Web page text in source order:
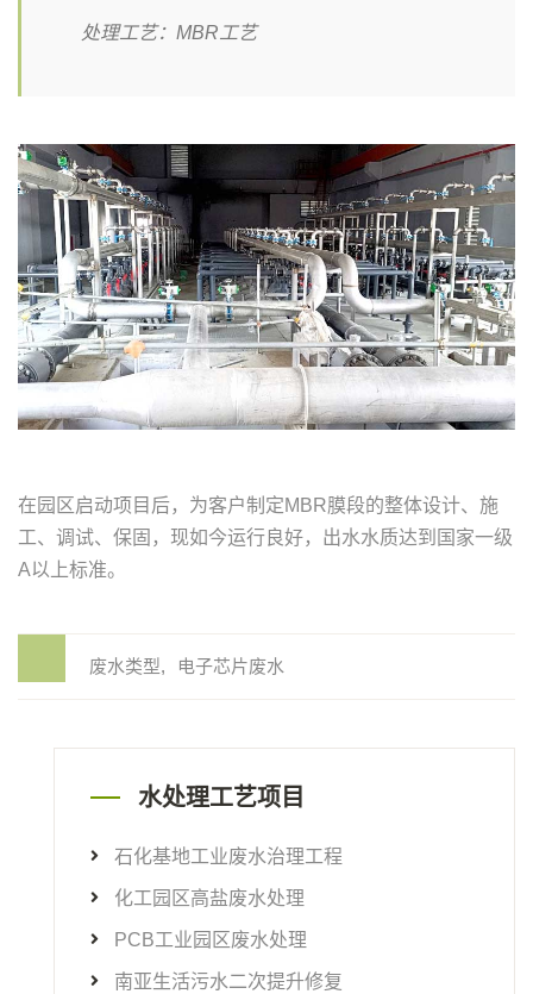
处理工艺：MBR工艺
在园区启动项目后，为客户制定MBR膜段的整体设计、施
工、调试、保固，现如今运行良好，出水水质达到国家一级
A以上标准。
废水类型 电子芯片废水
水处理工艺项目
石化基地工业废水治理工程
化工园区高盐废水处理
PCB工业园区废水处理
南亚生活污水二次提升修复